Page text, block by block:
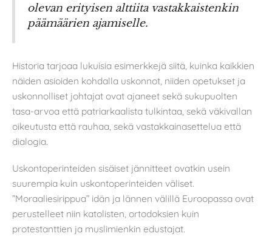
olevan erityisen alttiita vastakkaistenkin
päämäärien ajamiselle.
Historia tarjoaa lukuisia esimerkkejä siitä, kuinka kaikkien
näiden asioiden kohdalla uskonnot, niiden opetukset ja
uskonnolliset johtajat ovat ajaneet sekä sukupuolten
tasa-arvoa että patriarkaalista tulkintaa, sekä väkivallan
oikeutusta että rauhaa, sekä vastakkainasettelua että
dialogia.
Uskontoperinteiden sisäiset jännitteet ovatkin usein
suurempia kuin uskontoperinteiden väliset.
”Moraaliesirippua” idän ja lännen välillä Euroopassa ovat
perustelleet niin katolisten, ortodoksien kuin
protestanttien ja muslimienkin edustajat.